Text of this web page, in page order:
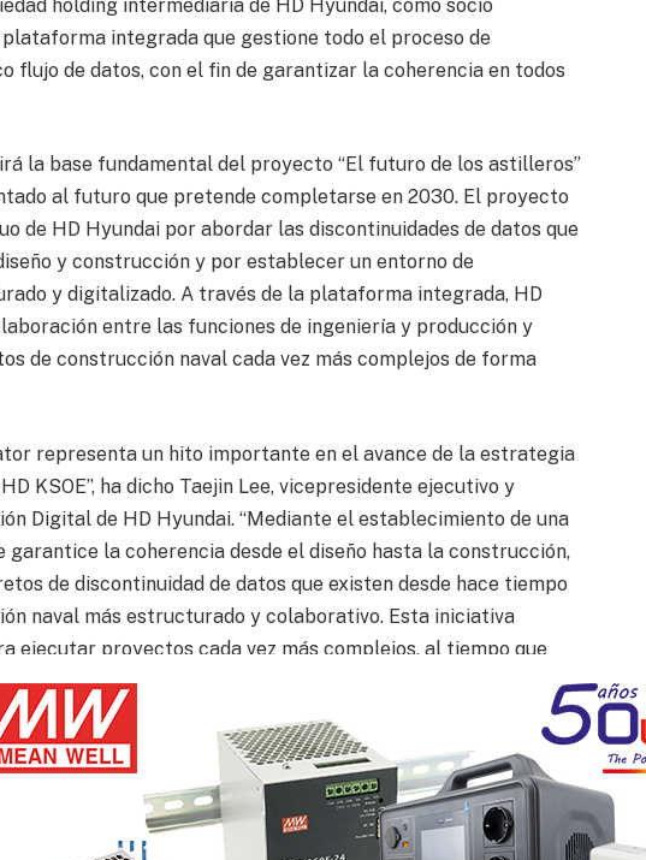
holding intermediaria de HD Hyundai, como socio
integrada que gestione todo el proceso de
flujo de datos, con el fin de garantizar la coherencia en todos
la base fundamental del proyecto “El futuro de los astilleros”
al futuro que pretende completarse en 2030. El proyecto
de HD Hyundai por abordar las discontinuidades de datos que
y construcción y por establecer un entorno de
y digitalizado. A través de la plataforma integrada, HD
entre las funciones de ingeniería y producción y
de construcción naval cada vez más complejos de forma
representa un hito importante en el avance de la estrategia
KSOE”, ha dicho Taejin Lee, vicepresidente ejecutivo y
Digital de HD Hyundai. “Mediante el establecimiento de una
la coherencia desde el diseño hasta la construcción,
de discontinuidad de datos que existen desde hace tiempo
naval más estructurado y colaborativo. Esta iniciativa
ejecutar proyectos cada vez más complejos, al tiempo que
la competitividad en las operaciones de nuestros astilleros a
con HD Hyundai se ha centrado en el futuro de la
de una plataforma digital de diseño y construcción de última
Hemmelgarn, presidente y director ejecutivo de Siemens